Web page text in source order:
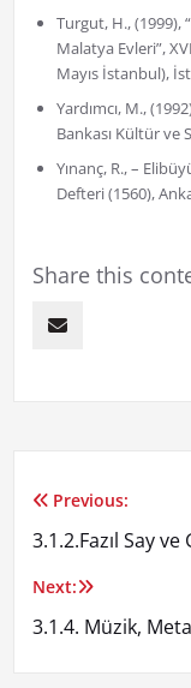
Turgut, H., (1999),
Malatya Evleri”,
Mayıs İstanbul),
Yardımcı, M.,
Bankası Kültür ve
Yınanç, R., –
Defteri (1560),
Share this
Yazı
gezinmesi
Previous:
3.1.2.Fazıl Say
Next:
3.1.4. Müzik,